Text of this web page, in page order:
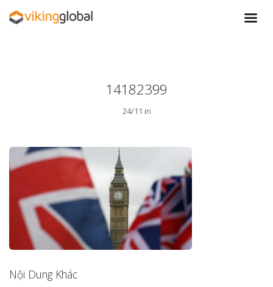
14182399
24/11 in
Nội Dung Khác